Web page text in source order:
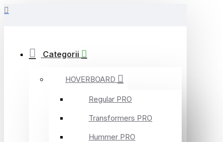
Categorii
HOVERBOARD
Regular PRO
Transformers PRO
Hummer PRO